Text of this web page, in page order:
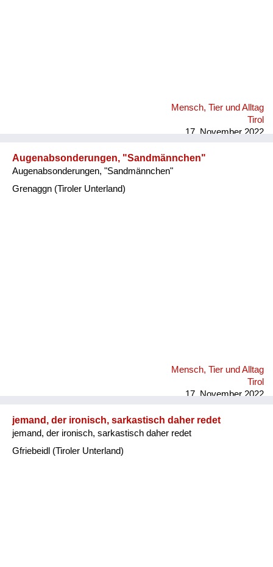
Mensch, Tier und Alltag
Tirol
17. November 2022
Augenabsonderungen, "Sandmännchen"
Augenabsonderungen, "Sandmännchen"
Grenaggn (Tiroler Unterland)
Mensch, Tier und Alltag
Tirol
17. November 2022
jemand, der ironisch, sarkastisch daher redet
jemand, der ironisch, sarkastisch daher redet
Gfriebeidl (Tiroler Unterland)